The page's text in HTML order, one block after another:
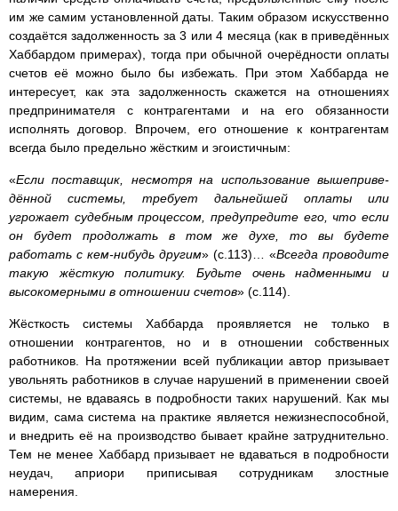
им же самим установленной даты. Таким образом искусственно
создаётся задолженность за 3 или 4 месяца (как в приведённых
Хаббардом примерах), тогда при обычной очерёдности оплаты
счетов её можно было бы избежать. При этом Хаббарда не
интересует, как эта задолженность скажется на отношениях
предпринимателя с контрагентами и на его обязанности
исполнять договор. Впрочем, его отношение к контрагентам
всегда было предельно жёстким и эгоистичным:
«Если поставщик, несмотря на использование вышеприве­
дённой системы, требует дальнейшей оплаты или
угрожает судебным процессом, предупредите его, что если
он будет продолжать в том же духе, то вы будете
работать с кем-нибудь другим» (с.113)… «Всегда проводите
такую жёсткую политику. Будьте очень надменными и
высокомерными в отношении счетов» (с.114).
Жёсткость системы Хаббарда проявляется не только в
отношении контрагентов, но и в отношении собственных
работников. На протяжении всей публикации автор призывает
увольнять работников в случае нарушений в применении своей
системы, не вдаваясь в подробности таких нарушений. Как мы
видим, сама система на практике является нежизнеспособной,
и внедрить её на производство бывает крайне затруднительно.
Тем не менее Хаббард призывает не вдаваться в подробности
неудач, априори приписывая сотрудникам злостные
намерения.